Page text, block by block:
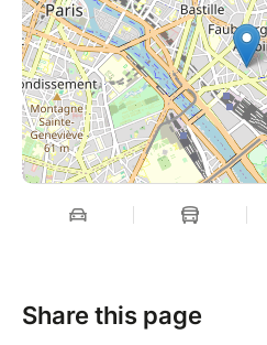
Share this page